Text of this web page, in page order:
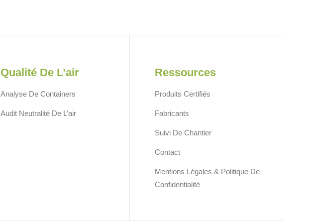
Qualité De L’air
Analyse De Containers
Audit Neutralité De L’air
Ressources
Produits Certifiés
Fabricants
Suivi De Chantier
Contact
Mentions Légales & Politique De
Confidentialité